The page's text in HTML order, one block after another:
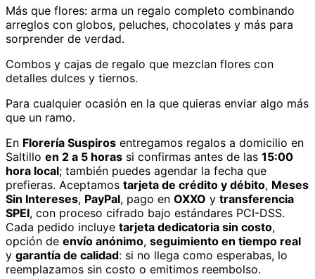
Más que flores: arma un regalo completo combinando
arreglos con globos, peluches, chocolates y más para
sorprender de verdad.
Combos y cajas de regalo que mezclan flores con
detalles dulces y tiernos.
Para cualquier ocasión en la que quieras enviar algo más
que un ramo.
En Florería Suspiros entregamos regalos a domicilio en
Saltillo en 2 a 5 horas si confirmas antes de las 15:00
hora local; también puedes agendar la fecha que
prefieras. Aceptamos tarjeta de crédito y débito, Meses
Sin Intereses, PayPal, pago en OXXO y transferencia
SPEI, con proceso cifrado bajo estándares PCI-DSS.
Cada pedido incluye tarjeta dedicatoria sin costo,
opción de envío anónimo, seguimiento en tiempo real
y garantía de calidad: si no llega como esperabas, lo
reemplazamos sin costo o emitimos reembolso.